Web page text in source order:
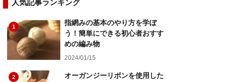
人気記事ランキング
1
指網みの基本のやり方を学ぼ
う！簡単にできる初心者おすす
めの編み物
2024/01/15
2
オーガンジーリボンを使用した